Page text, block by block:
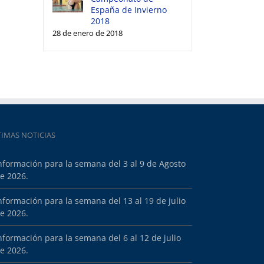
España de Invierno
2018
28 de enero de 2018
NOTICIAS
para la semana del 3 al 9 de Agosto
2026.
para la semana del 13 al 19 de julio
2026.
para la semana del 6 al 12 de julio
2026.